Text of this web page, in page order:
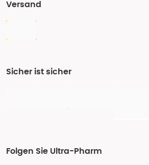
Versand
Sicher ist sicher
Folgen Sie Ultra-Pharm